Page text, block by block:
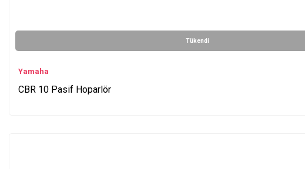
Tükendi
Yamaha
CBR 10 Pasif Hoparlör